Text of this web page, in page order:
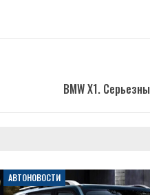
BMW X1.
АВТОНОВОСТИ